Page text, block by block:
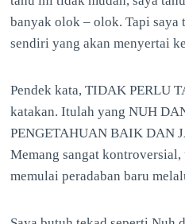
banyak olok – olok. Tapi saya
sendiri yang akan menyertai
Pendek kata, TIDAK PERLU
katakan. Itulah yang NUH
PENGETAHUAN BAIK DAN
Memang sangat
memulai peradaban baru